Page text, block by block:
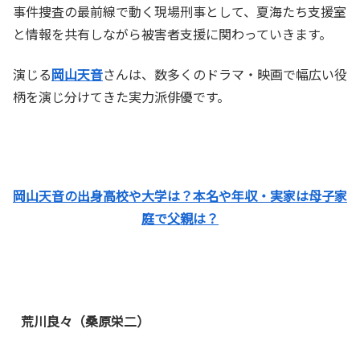
事件捜査の最前線で動く現場刑事として、夏海たち支援室
と情報を共有しながら被害者支援に関わっていきます。
演じる岡山天音さんは、数多くのドラマ・映画で幅広い役
柄を演じ分けてきた実力派俳優です。
岡山天音の出身高校や大学は？本名や年収・実家は母子家
庭で父親は？
荒川良々（桑原栄二）